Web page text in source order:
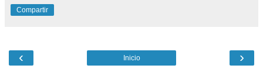
Compartir
‹ ›
Inicio